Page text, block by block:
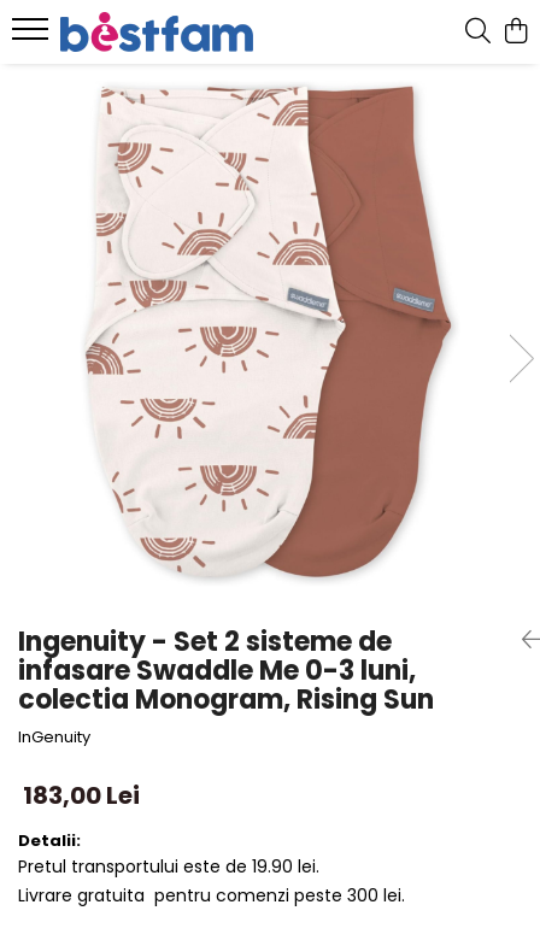
Ingenuity - Set 2 sisteme de
infasare Swaddle Me 0-3 luni,
colectia Monogram, Rising Sun
InGenuity
183,00 Lei
Detalii:
Pretul transportului este de 19.90 lei.
Livrare gratuita pentru comenzi peste 300 lei.